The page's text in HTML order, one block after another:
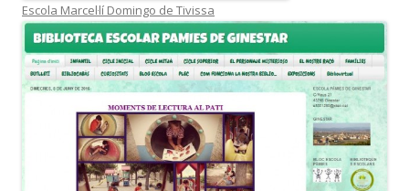
Escola Marcel·lí Domingo de Tivissa